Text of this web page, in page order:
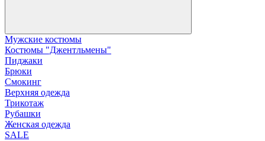
Мужские костюмы
Костюмы "Джентльмены"
Пиджаки
Брюки
Смокинг
Верхняя одежда
Трикотаж
Рубашки
Женская одежда
SALE